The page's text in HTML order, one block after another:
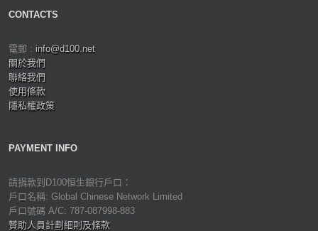
CONTACTS
電郵 : info@d100.net
關於我們
聯絡我們
使用條款
隱私權政策
PAYMENT INFO
請捐款到D100恒生銀行戶口：
戶口名稱: Global Chinese Network Limited
戶口號碼 A/C: 787-087998-883
贊助人員計劃細則及條款